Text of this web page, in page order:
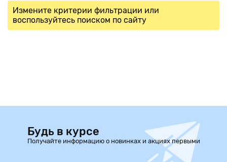
Измените критерии фильтрации или
воспользуйтесь поиском по сайту
Будь в курсе
Получайте информацию о новинках и акциях первыми